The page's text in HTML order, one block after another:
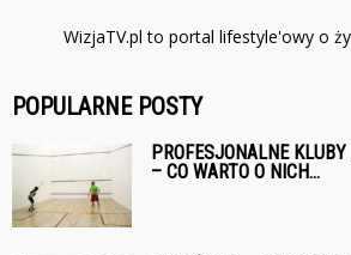
WizjaTV.pl to portal lifestyle'owy o
POPULARNE POSTY
PROFESJONALNE
– CO WARTO O NICH...